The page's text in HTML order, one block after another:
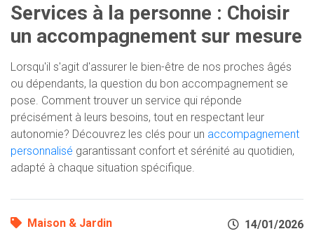
Services à la personne : Choisir
un accompagnement sur mesure
Lorsqu'il s'agit d'assurer le bien-être de nos proches âgés
ou dépendants, la question du bon accompagnement se
pose. Comment trouver un service qui réponde
précisément à leurs besoins, tout en respectant leur
autonomie? Découvrez les clés pour un accompagnement
personnalisé garantissant confort et sérénité au quotidien,
adapté à chaque situation spécifique.
Maison & Jardin 14/01/2026